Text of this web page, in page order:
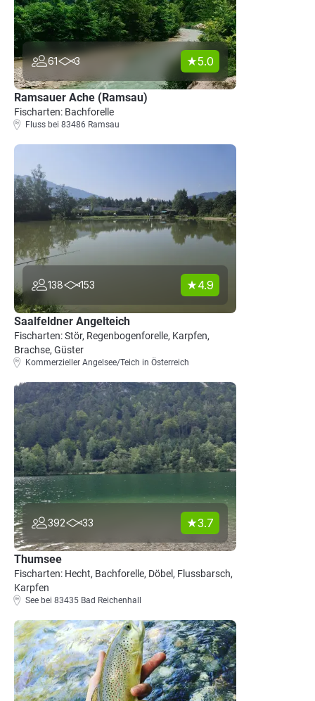
61 3 5.0
Ramsauer Ache (Ramsau)
Fischarten: Bachforelle
Fluss bei 83486 Ramsau
138 153 4.9
Saalfeldner Angelteich
Fischarten: Stör, Regenbogenforelle, Karpfen,
Brachse, Güster
Kommerzieller Angelsee/Teich in Österreich
392 33 3.7
Thumsee
Fischarten: Hecht, Bachforelle, Döbel, Flussbarsch,
Karpfen
See bei 83435 Bad Reichenhall